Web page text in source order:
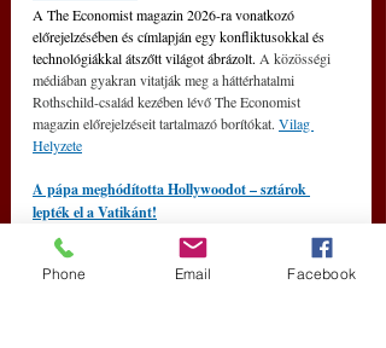
A The Economist magazin 2026-ra vonatkozó
előrejelzésében és címlapján egy konfliktusokkal és
technológiákkal átszőtt világot ábrázolt. A közösségi
médiában gyakran vitatják meg a háttérhatalmi
Rothschild-család kezében lévő The Economist
magazin előrejelzéseit tartalmazó borítókat. Vilag
Helyzete
A pápa meghódította Hollywoodot – sztárok
lepték el a Vatikánt!
XIV. Leó szerint a mozi kötelessége bemutatni a világ
sebeit – és ellenállni az algoritmusok diktátumának.
Phone Email Facebook